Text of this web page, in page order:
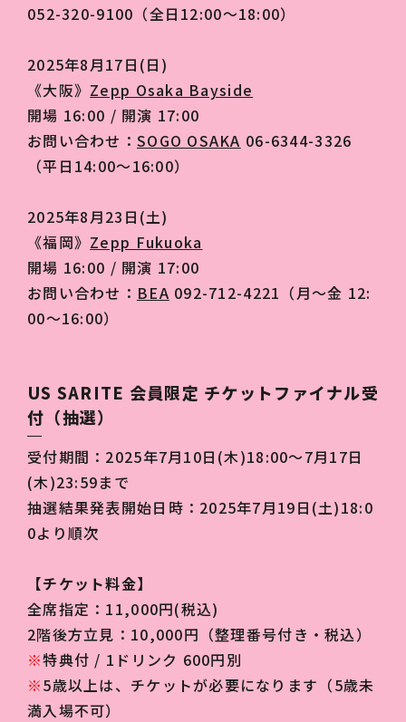
052-320-9100（全日12:00～18:00）
2025年8月17日(日)
《大阪》 Zepp Osaka Bayside
開場 16:00 / 開演 17:00
お問い合わせ： SOGO OSAKA 06-6344-3326
（平日14:00～16:00）
2025年8月23日(土)
《福岡》 Zepp Fukuoka
開場 16:00 / 開演 17:00
お問い合わせ： BEA 092-712-4221（月～金 12:
00～16:00）
US SARITE 会員限定 チケットファイナル受
付（抽選）
受付期間：2025年7月10日(木)18:00～7月17日
(木)23:59まで
抽選結果発表開始日時：2025年7月19日(土)18:0
0より順次
【チケット料金】
全席指定：11,000円(税込)
2階後方立見：10,000円（整理番号付き・税込）
※特典付 / 1ドリンク 600円別
※5歳以上は、チケットが必要になります（5歳未
満入場不可）